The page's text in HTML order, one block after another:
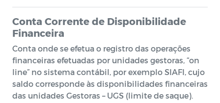
Conta Corrente de Disponibilidade
Financeira
Conta onde se efetua o registro das operações
financeiras efetuadas por unidades gestoras, “on
line” no sistema contábil, por exemplo SIAFI, cujo
saldo corresponde às disponibilidades financeiras
das unidades Gestoras – UGS (limite de saque).